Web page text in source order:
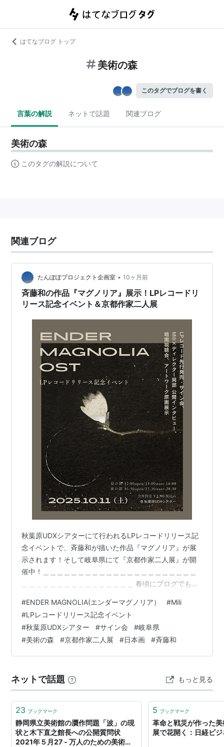
はてなブログ トップ
美術の森
このタグでブログを書く
言葉の解説 ネットで話題 関連ブログ
美術の森
このタグの解説について
関連ブログ
たんぽぽプロジェクト企画室 • 10ヶ月前
斉藤和の作品『マグノリア』展示！LPレコードリ
リース記念イベント＆京都作家二人展
秋葉原UDXシアターにて行われるLPレコードリリース記
念イベントで、斉藤和が描いた作品『マグノリア』が展
示されます！そして岐阜県にて『京都作家二人展』が開
催中！＿＿＿＿＿＿＿＿＿＿＿＿＿＿＿＿＿＿＿＿＿＿
＿＿＿＿＿＿＿＿＿＿＿＿＿＿＿＿ 春頃にブログでも報
MAGNOLIA(エンダーマグノリア）』のサウンドトラック
などが収録されたバンド「Mili」の新アルバム『ENDER
MAGNOLIA: Bloom in the Mist Original Soundtrack』の
ジャケッﾄアートに、斉藤和が作品『マグノリア』を描き
おろしました。 そ…
#ENDER MAGNOLIA(エンダーマグノリア） #Mili
#LPレコードリリース記念イベント
#秋葉原UDXシアター #サイン会 #岐阜県
#美術の森 #京都作家二人展 #日本画 #斉藤和
ネットで話題 もっと見る
23 ブックマーク
静岡県立美術館の贋作問題「波」の現
状と木下直之館長への公開質問状
2021年５月27 - 万人のための美術
5 ブックマーク
革命と戦災が作った
展で花開く：日経ビ